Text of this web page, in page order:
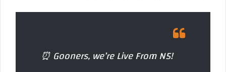
⏰ Gooners, we’re Live From N5!